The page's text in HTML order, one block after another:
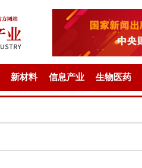
新材料 信息产业 生物医药